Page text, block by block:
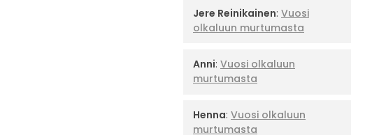
Jere Reinikainen: Vuosi
olkaluun murtumasta
Anni: Vuosi olkaluun
murtumasta
Henna: Vuosi olkaluun
murtumasta